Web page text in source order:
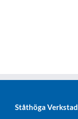
Ståthöga Verkstad